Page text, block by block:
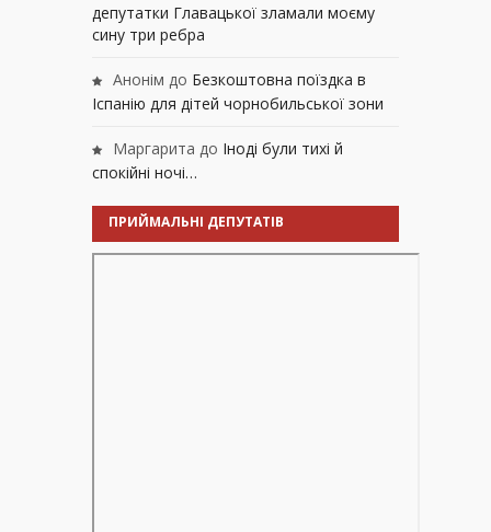
депутатки Главацької зламали моєму
сину три ребра
Анонім до Безкоштовна поїздка в
Іспанію для дітей чорнобильської зони
Маргарита до Іноді були тихі й
спокійні ночі…
ПРИЙМАЛЬНІ ДЕПУТАТІВ